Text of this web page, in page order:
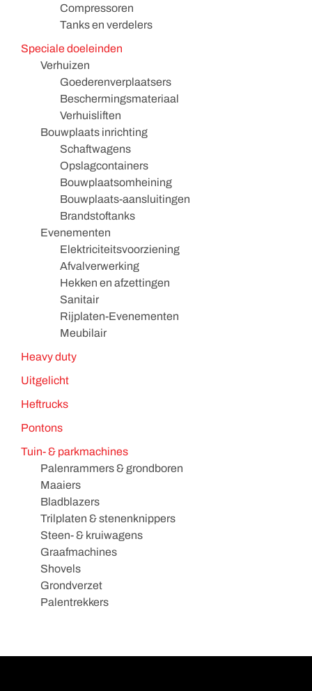
Compressoren
Tanks en verdelers
Speciale doeleinden
Verhuizen
Goederenverplaatsers
Beschermingsmateriaal
Verhuisliften
Bouwplaats inrichting
Schaftwagens
Opslagcontainers
Bouwplaatsomheining
Bouwplaats-aansluitingen
Brandstoftanks
Evenementen
Elektriciteitsvoorziening
Afvalverwerking
Hekken en afzettingen
Sanitair
Rijplaten-Evenementen
Meubilair
Heavy duty
Uitgelicht
Heftrucks
Pontons
Tuin- & parkmachines
Palenrammers & grondboren
Maaiers
Bladblazers
Trilplaten & stenenknippers
Steen- & kruiwagens
Graafmachines
Shovels
Grondverzet
Palentrekkers